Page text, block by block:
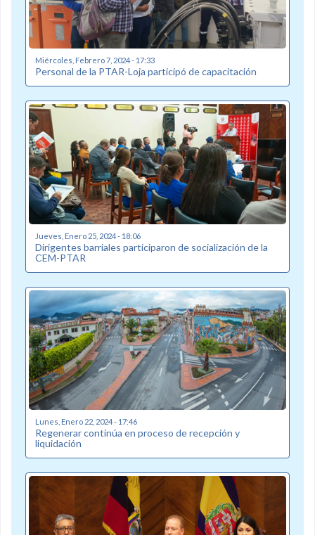
Miércoles, Febrero 7, 2024 - 17:33
Personal de la PTAR-Loja participó de capacitación
Jueves, Enero 25, 2024 - 18:06
Dirigentes barriales participaron de socialización de la
CEM-PTAR
Lunes, Enero 22, 2024 - 17:46
Regenerar continúa en proceso de recepción y
liquidación